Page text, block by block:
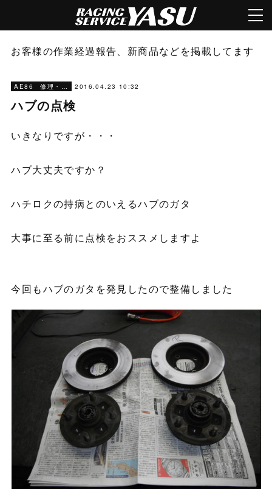
お客様の作業経過報告、新商品などを掲載してます
AE86 修理・メンテナンス 2016.04.23 10:32
ハブの点検
いきなりですが・・・
ハブ大丈夫ですか？
ハチロクの持病とのいえるハブのガタ
大事に至る前に点検をおススメしますよ
今回もハブのガタを発見したので整備しました